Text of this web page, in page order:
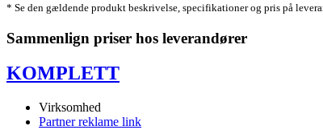
* Se den gældende produkt beskrivelse, specifikationer og pris på
Sammenlign priser hos leverandører
KOMPLETT
Virksomhed
Partner reklame link